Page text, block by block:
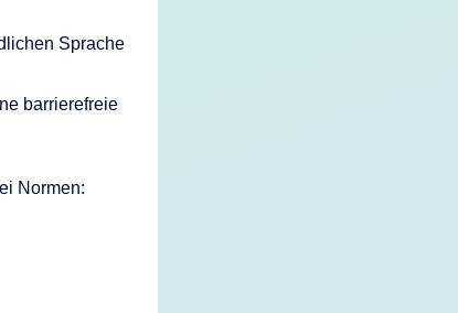
Sprache
barrierefreie
Normen: